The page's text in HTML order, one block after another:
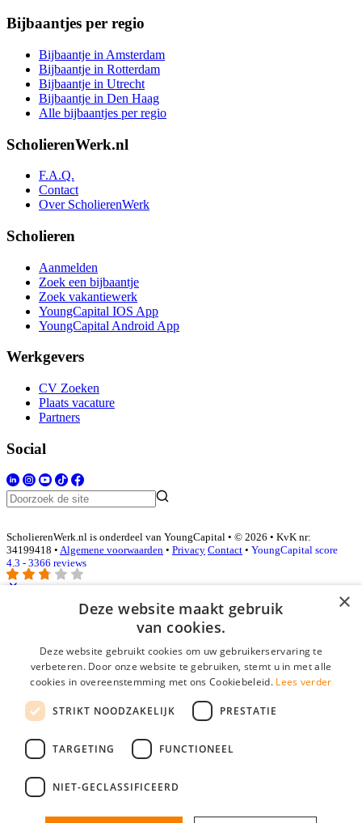
Bijbaantjes per regio
Bijbaantje in Amsterdam
Bijbaantje in Rotterdam
Bijbaantje in Utrecht
Bijbaantje in Den Haag
Alle bijbaantjes per regio
ScholierenWerk.nl
F.A.Q.
Contact
Over ScholierenWerk
Scholieren
Aanmelden
Zoek een bijbaantje
Zoek vakantiewerk
YoungCapital IOS App
YoungCapital Android App
Werkgevers
CV Zoeken
Plaats vacature
Partners
Social
ScholierenWerk.nl is onderdeel van YoungCapital • © 2026 • KvK nr:
34199418 • Algemene voorwaarden • Privacy Contact • YoungCapital score
4.3 - 3366 reviews
E-mail*
Wachtwoord
login gegevens onthouden
login
Bedrijf aanmelden
×
Deze website maakt gebruik
van cookies.
Deze website gebruikt cookies om uw gebruikerservaring te
verbeteren. Door onze website te gebruiken, stemt u in met alle
cookies in overeenstemming met ons Cookiebeleid. Lees verder
STRIKT NOODZAKELIJK PRESTATIE
TARGETING FUNCTIONEEL
NIET-GECLASSIFICEERD